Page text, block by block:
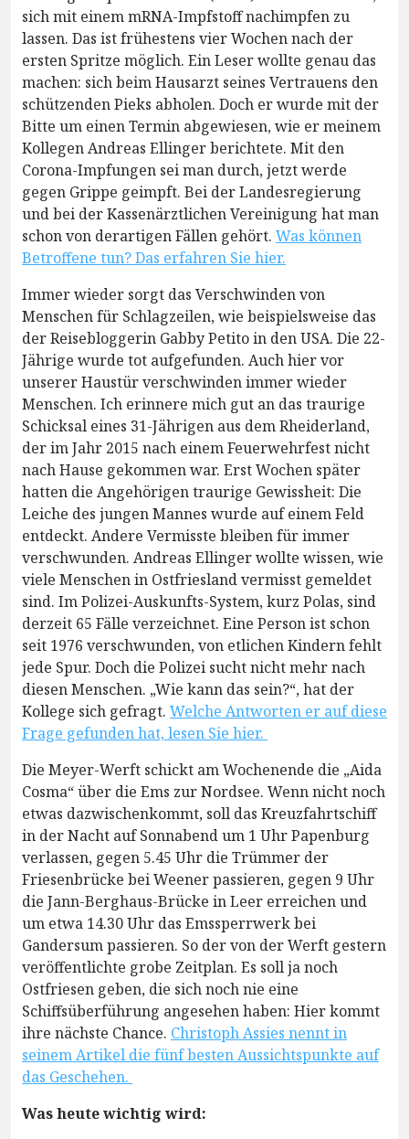
sich mit einem mRNA-Impfstoff nachimpfen zu
lassen. Das ist frühestens vier Wochen nach der
ersten Spritze möglich. Ein Leser wollte genau das
machen: sich beim Hausarzt seines Vertrauens den
schützenden Pieks abholen. Doch er wurde mit der
Bitte um einen Termin abgewiesen, wie er meinem
Kollegen Andreas Ellinger berichtete. Mit den
Corona-Impfungen sei man durch, jetzt werde
gegen Grippe geimpft. Bei der Landesregierung
und bei der Kassenärztlichen Vereinigung hat man
schon von derartigen Fällen gehört. Was können
Betroffene tun? Das erfahren Sie hier.
Immer wieder sorgt das Verschwinden von
Menschen für Schlagzeilen, wie beispielsweise das
der Reisebloggerin Gabby Petito in den USA. Die 22-
Jährige wurde tot aufgefunden. Auch hier vor
unserer Haustür verschwinden immer wieder
Menschen. Ich erinnere mich gut an das traurige
Schicksal eines 31-Jährigen aus dem Rheiderland,
der im Jahr 2015 nach einem Feuerwehrfest nicht
nach Hause gekommen war. Erst Wochen später
hatten die Angehörigen traurige Gewissheit: Die
Leiche des jungen Mannes wurde auf einem Feld
entdeckt. Andere Vermisste bleiben für immer
verschwunden. Andreas Ellinger wollte wissen, wie
viele Menschen in Ostfriesland vermisst gemeldet
sind. Im Polizei-Auskunfts-System, kurz Polas, sind
derzeit 65 Fälle verzeichnet. Eine Person ist schon
seit 1976 verschwunden, von etlichen Kindern fehlt
jede Spur. Doch die Polizei sucht nicht mehr nach
diesen Menschen. „Wie kann das sein?“, hat der
Kollege sich gefragt. Welche Antworten er auf diese
Frage gefunden hat, lesen Sie hier.
Die Meyer-Werft schickt am Wochenende die „Aida
Cosma“ über die Ems zur Nordsee. Wenn nicht noch
etwas dazwischenkommt, soll das Kreuzfahrtschiff
in der Nacht auf Sonnabend um 1 Uhr Papenburg
verlassen, gegen 5.45 Uhr die Trümmer der
Friesenbrücke bei Weener passieren, gegen 9 Uhr
die Jann-Berghaus-Brücke in Leer erreichen und
um etwa 14.30 Uhr das Emssperrwerk bei
Gandersum passieren. So der von der Werft gestern
veröffentlichte grobe Zeitplan. Es soll ja noch
Ostfriesen geben, die sich noch nie eine
Schiffsüberführung angesehen haben: Hier kommt
ihre nächste Chance. Christoph Assies nennt in
seinem Artikel die fünf besten Aussichtspunkte auf
das Geschehen.
Was heute wichtig wird: